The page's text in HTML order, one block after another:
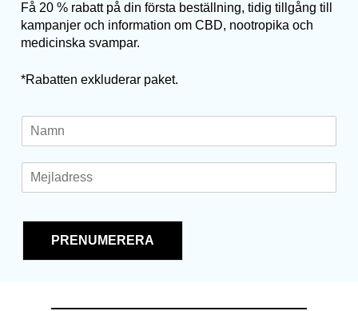
Få 20 % rabatt på din första beställning, tidig tillgång till
kampanjer och information om CBD, nootropika och
medicinska svampar.
*Rabatten exkluderar paket.
m
i
PRENUMERERA